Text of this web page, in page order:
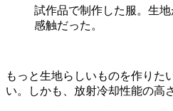
試作品で制作した服。生
感触だった。
もっと生地らしいものを作りた
い。しかも、放射冷却性能の高